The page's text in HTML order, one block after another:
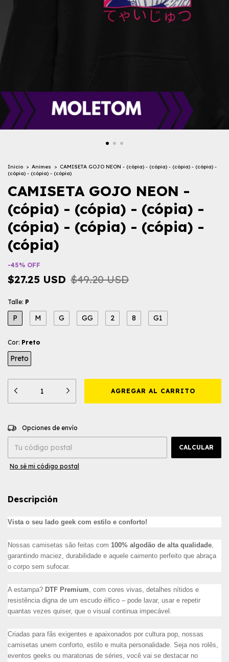
Inicio > Animes > CAMISETA GOJO NEON - (cópia) - (cópia) - (cópia) - (cópia) -
(cópia) - (cópia) - (cópia)
CAMISETA GOJO NEON -
(cópia) - (cópia) - (cópia) -
(cópia) - (cópia) - (cópia) -
(cópia)
-45% OFF
$27.25 USD $49.20 USD
Talle: P
P M G GG 2 8 G1
Cor: Preto
Preto
Entregas para el CP:
Opciones de envío
CALCULAR
No sé mi código postal
Descripción
Vista o seu lado geek com estilo e conforto!
Nossas camisetas são feitas com 100% algodão de alta qualidade,
garantindo maciez, durabilidade e aquele caimento perfeito que abraça
o corpo sem sufocar.
A estampa? DTF Premium, com cores vivas, detalhes nítidos e
resistência digna de um escudo élfico – pode lavar, usar e repetir
quantas vezes quiser, que o visual continua impecável.
Criadas para fãs exigentes e apaixonados por cultura pop, nossas
camisetas unem conforto, estilo e muita personalidade. Seja nos rolês,
eventos geeks ou maratonas de séries, você vai se destacar no